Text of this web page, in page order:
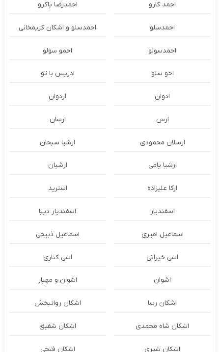
احمد کارو احمدرضا پاکرو
احمدسلو احمدسلو و اشکان کریمخانی
احمدسولو احمو سولو
احو سلو ادریس با تو
ادوان اردوان
ارس ارسان
ارسلان محمودی ارشیا سبحان
ارشیا یامی ارشیان
ارکا علیزاده استرید
اسفندیار اسفندیار دیبا
اسماعیل امیری اسماعیل ذبیحی
اسی خیراتی اسی کناری
اشوان اشوان و مهیار
اشکان رسا اشکان روانبخش
اشکان شاه محمدی اشکان شفیق
اشکان شیری اشکان فتحی